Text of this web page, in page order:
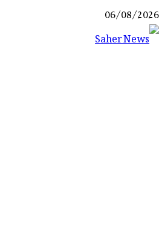
Skip
to
06/08/2026